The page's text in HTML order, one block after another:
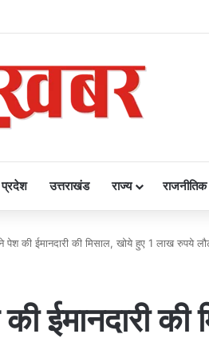
प्रदेश उत्तराखंड राज्य राजनीतिक
पेश की ईमानदारी की मिसाल, खोये हुए 1 लाख रुपये
ईमानदारी